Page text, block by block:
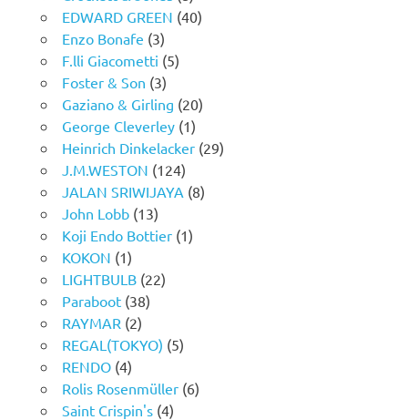
EDWARD GREEN (40)
Enzo Bonafe (3)
F.lli Giacometti (5)
Foster & Son (3)
Gaziano & Girling (20)
George Cleverley(1)
Heinrich Dinkelacker(29)
J.M.WESTON (124)
JALAN SRIWIJAYA (8)
John Lobb(13)
Koji Endo Bottier(1)
KOKON (1)
LIGHTBULB(22)
Paraboot(38)
RAYMAR (2)
REGAL(TOKYO) (5)
RENDO(4)
Rolis Rosenmüller(6)
Saint Crispin's(4)